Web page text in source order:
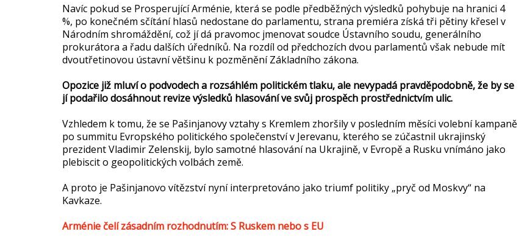
Navíc pokud se Prosperující Arménie, která se podle předběžných výsledků pohybuje na hranici 4
%, po konečném sčítání hlasů nedostane do parlamentu, strana premiéra získá tři pětiny křesel v
Národním shromáždění, což jí dá pravomoc jmenovat soudce Ústavního soudu, generálního
prokurátora a řadu dalších úředníků. Na rozdíl od předchozích dvou parlamentů však nebude mít
dvoutřetinovou ústavní většinu k pozměnění Základního zákona.
Opozice již mluví o podvodech a rozsáhlém politickém tlaku, ale nevypadá pravděpodobně, že by se
jí podařilo dosáhnout revize výsledků hlasování ve svůj prospěch prostřednictvím ulic.
Vzhledem k tomu, že se Pašinjanovy vztahy s Kremlem zhoršily v posledním měsíci volební kampaně
po summitu Evropského politického společenství v Jerevanu, kterého se zúčastnil ukrajinský
prezident Vladimir Zelenskij, bylo samotné hlasování na Ukrajině, v Evropě a Rusku vnímáno jako
plebiscit o geopolitických volbách země.
A proto je Pašinjanovo vítězství nyní interpretováno jako triumf politiky „pryč od Moskvy“ na
Kavkaze.
Arménie čelí zásadním rozhodnutím: S Ruskem nebo s EU